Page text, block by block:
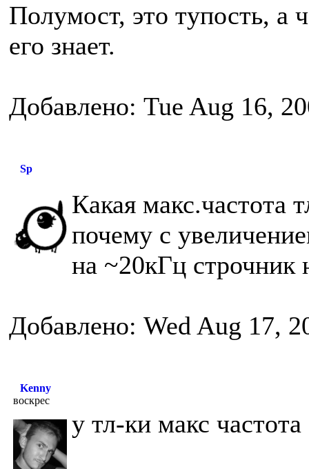
Полумост, это тупость, а
его знает.
Добавлено: Tue Aug 16,
Sp
Какая макс.частота
почему с
на ~20кГц строчник
Добавлено: Wed Aug 17,
Kenny
воскрес
у тл-ки макс